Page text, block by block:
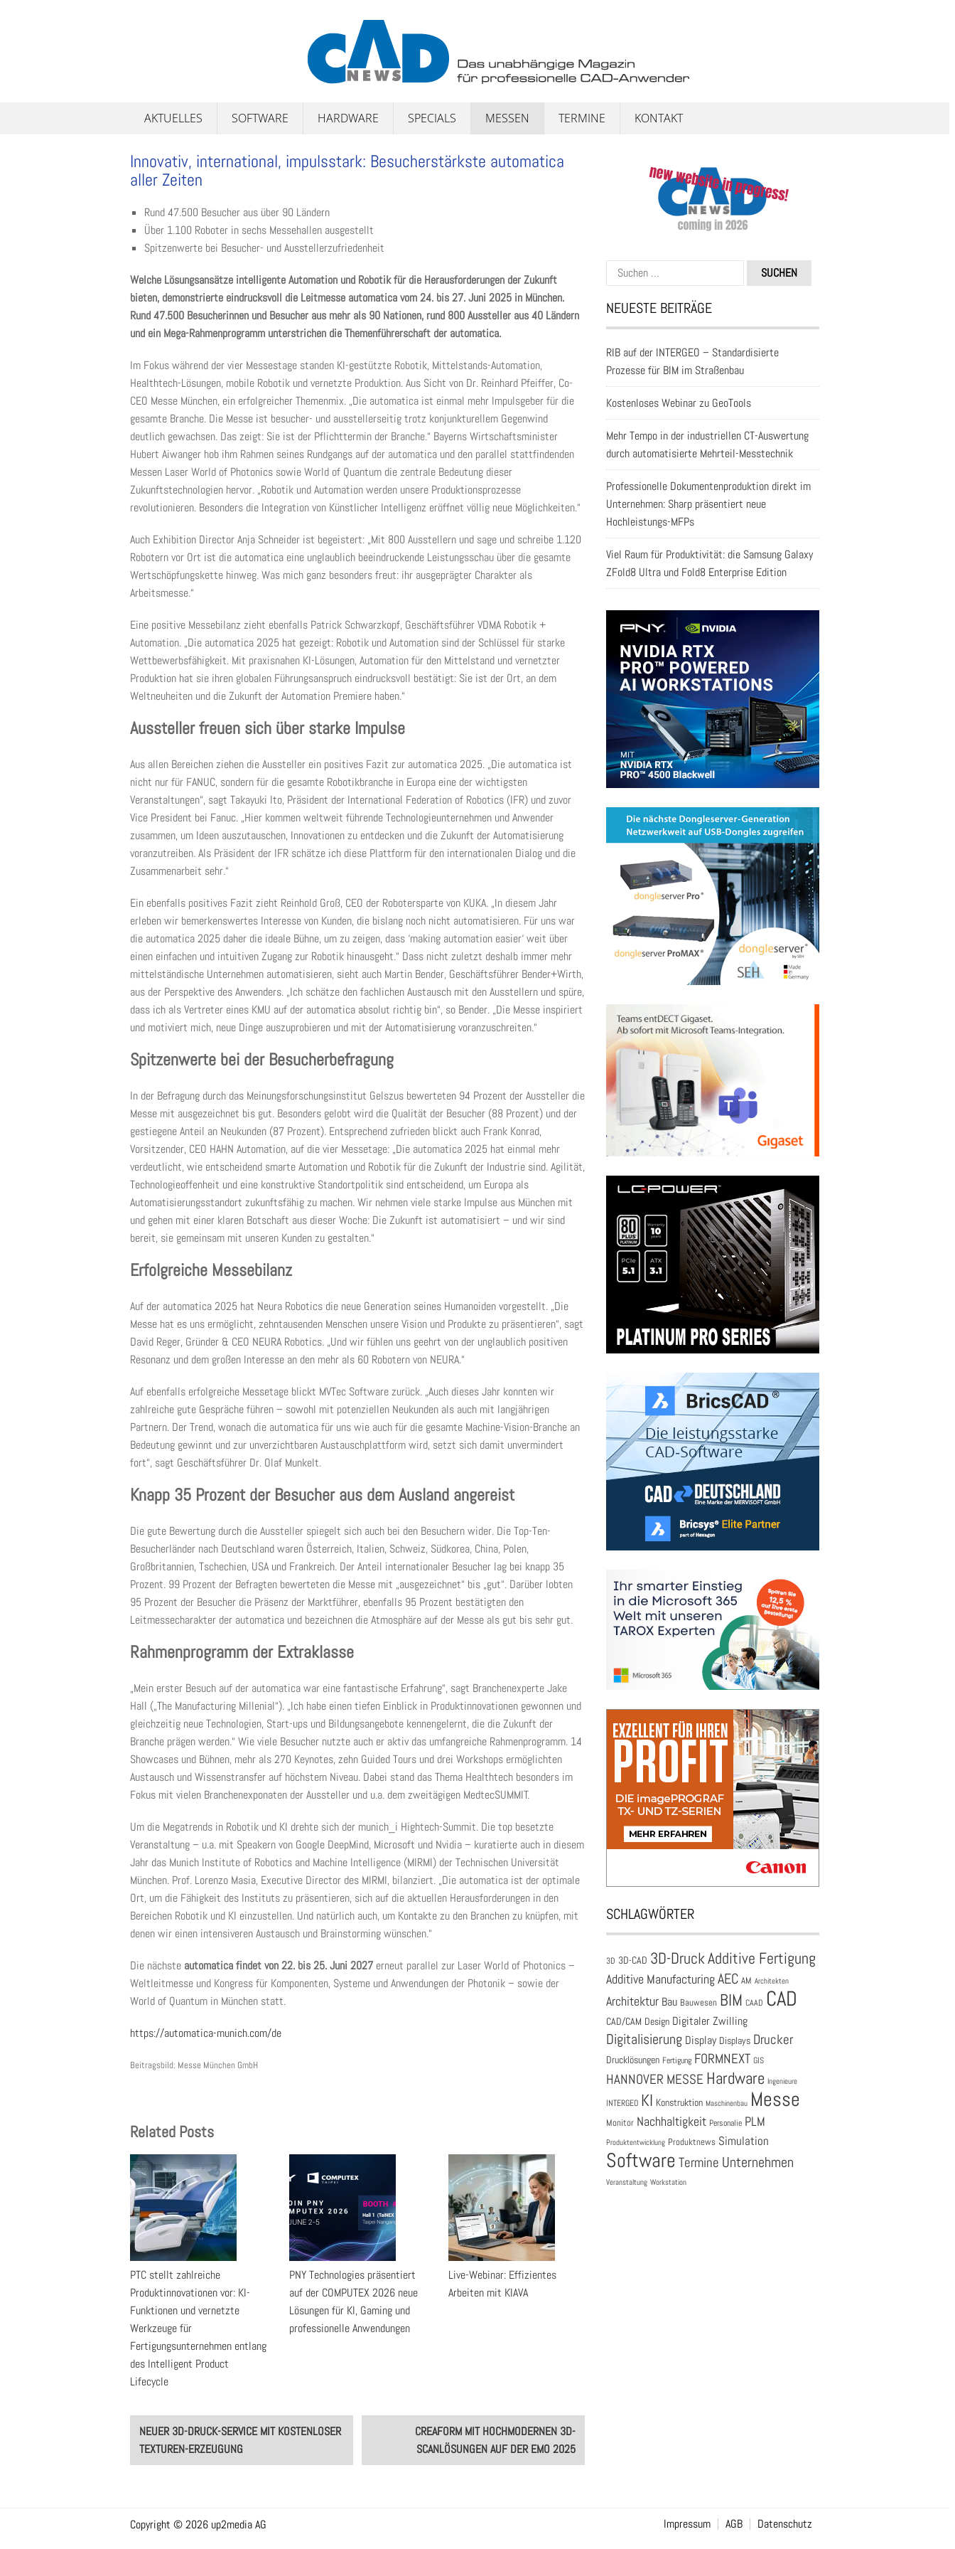
AKTUELLES SOFTWARE HARDWARE SPECIALS MESSEN TERMINE KONTAKT
Innovativ, international, impulsstark: Besucherstärkste automatica
aller Zeiten
Rund 47.500 Besucher aus über 90 Ländern
Über 1.100 Roboter in sechs Messehallen ausgestellt
Spitzenwerte bei Besucher- und Ausstellerzufriedenheit
Welche Lösungsansätze intelligente Automation und Robotik für die Herausforderungen der Zukunft
bieten, demonstrierte eindrucksvoll die Leitmesse automatica vom 24. bis 27. Juni 2025 in München.
Rund 47.500 Besucherinnen und Besucher aus mehr als 90 Nationen, rund 800 Aussteller aus 40 Ländern
und ein Mega-Rahmenprogramm unterstrichen die Themenführerschaft der automatica.
Im Fokus während der vier Messestage standen KI-gestützte Robotik, Mittelstands-Automation,
Healthtech-Lösungen, mobile Robotik und vernetzte Produktion. Aus Sicht von Dr. Reinhard Pfeiffer, Co-
CEO Messe München, ein erfolgreicher Themenmix. „Die automatica ist einmal mehr Impulsgeber für die
gesamte Branche. Die Messe ist besucher- und ausstellerseitig trotz konjunkturellem Gegenwind
deutlich gewachsen. Das zeigt: Sie ist der Pflichttermin der Branche.“ Bayerns Wirtschaftsminister
Hubert Aiwanger hob ihm Rahmen seines Rundgangs auf der automatica und den parallel stattfindenden
Messen Laser World of Photonics sowie World of Quantum die zentrale Bedeutung dieser
Zukunftstechnologien hervor. „Robotik und Automation werden unsere Produktionsprozesse
revolutionieren. Besonders die Integration von Künstlicher Intelligenz eröffnet völlig neue Möglichkeiten.“
Auch Exhibition Director Anja Schneider ist begeistert: „Mit 800 Ausstellern und sage und schreibe 1.120
Robotern vor Ort ist die automatica eine unglaublich beeindruckende Leistungsschau über die gesamte
Wertschöpfungskette hinweg. Was mich ganz besonders freut: ihr ausgeprägter Charakter als
Arbeitsmesse.“
Eine positive Messebilanz zieht ebenfalls Patrick Schwarzkopf, Geschäftsführer VDMA Robotik +
Automation. „Die automatica 2025 hat gezeigt: Robotik und Automation sind der Schlüssel für starke
Wettbewerbsfähigkeit. Mit praxisnahen KI-Lösungen, Automation für den Mittelstand und vernetzter
Produktion hat sie ihren globalen Führungsanspruch eindrucksvoll bestätigt: Sie ist der Ort, an dem
Weltneuheiten und die Zukunft der Automation Premiere haben.“
Aussteller freuen sich über starke Impulse
Aus allen Bereichen ziehen die Aussteller ein positives Fazit zur automatica 2025. „Die automatica ist
nicht nur für FANUC, sondern für die gesamte Robotikbranche in Europa eine der wichtigsten
Veranstaltungen“, sagt Takayuki Ito, Präsident der International Federation of Robotics (IFR) und zuvor
Vice President bei Fanuc. „Hier kommen weltweit führende Technologieunternehmen und Anwender
zusammen, um Ideen auszutauschen, Innovationen zu entdecken und die Zukunft der Automatisierung
voranzutreiben. Als Präsident der IFR schätze ich diese Plattform für den internationalen Dialog und die
Zusammenarbeit sehr.“
Ein ebenfalls positives Fazit zieht Reinhold Groß, CEO der Robotersparte von KUKA. „In diesem Jahr
erleben wir bemerkenswertes Interesse von Kunden, die bislang noch nicht automatisieren. Für uns war
die automatica 2025 daher die ideale Bühne, um zu zeigen, dass ‘making automation easier‘ weit über
einen einfachen und intuitiven Zugang zur Robotik hinausgeht.“ Dass nicht zuletzt deshalb immer mehr
mittelständische Unternehmen automatisieren, sieht auch Martin Bender, Geschäftsführer Bender+Wirth,
aus der Perspektive des Anwenders. „Ich schätze den fachlichen Austausch mit den Ausstellern und spüre,
dass ich als Vertreter eines KMU auf der automatica absolut richtig bin“, so Bender. „Die Messe inspiriert
und motiviert mich, neue Dinge auszuprobieren und mit der Automatisierung voranzuschreiten.“
Spitzenwerte bei der Besucherbefragung
In der Befragung durch das Meinungsforschungsinstitut Gelszus bewerteten 94 Prozent der Aussteller die
Messe mit ausgezeichnet bis gut. Besonders gelobt wird die Qualität der Besucher (88 Prozent) und der
gestiegene Anteil an Neukunden (87 Prozent). Entsprechend zufrieden blickt auch Frank Konrad,
Vorsitzender, CEO HAHN Automation, auf die vier Messetage: „Die automatica 2025 hat einmal mehr
verdeutlicht, wie entscheidend smarte Automation und Robotik für die Zukunft der Industrie sind. Agilität,
Technologieoffenheit und eine konstruktive Standortpolitik sind entscheidend, um Europa als
Automatisierungsstandort zukunftsfähig zu machen. Wir nehmen viele starke Impulse aus München mit
und gehen mit einer klaren Botschaft aus dieser Woche: Die Zukunft ist automatisiert – und wir sind
bereit, sie gemeinsam mit unseren Kunden zu gestalten.“
Erfolgreiche Messebilanz
Auf der automatica 2025 hat Neura Robotics die neue Generation seines Humanoiden vorgestellt. „Die
Messe hat es uns ermöglicht, zehntausenden Menschen unsere Vision und Produkte zu präsentieren“, sagt
David Reger, Gründer & CEO NEURA Robotics. „Und wir fühlen uns geehrt von der unglaublich positiven
Resonanz und dem großen Interesse an den mehr als 60 Robotern von NEURA.“
Auf ebenfalls erfolgreiche Messetage blickt MVTec Software zurück. „Auch dieses Jahr konnten wir
zahlreiche gute Gespräche führen – sowohl mit potenziellen Neukunden als auch mit langjährigen
Partnern. Der Trend, wonach die automatica für uns wie auch für die gesamte Machine-Vision-Branche an
Bedeutung gewinnt und zur unverzichtbaren Austauschplattform wird, setzt sich damit unvermindert
fort“, sagt Geschäftsführer Dr. Olaf Munkelt.
Knapp 35 Prozent der Besucher aus dem Ausland angereist
Die gute Bewertung durch die Aussteller spiegelt sich auch bei den Besuchern wider. Die Top-Ten-
Besucherländer nach Deutschland waren Österreich, Italien, Schweiz, Südkorea, China, Polen,
Großbritannien, Tschechien, USA und Frankreich. Der Anteil internationaler Besucher lag bei knapp 35
Prozent. 99 Prozent der Befragten bewerteten die Messe mit „ausgezeichnet“ bis „gut“. Darüber lobten
95 Prozent der Besucher die Präsenz der Marktführer, ebenfalls 95 Prozent bestätigten den
Leitmessecharakter der automatica und bezeichnen die Atmosphäre auf der Messe als gut bis sehr gut.
Rahmenprogramm der Extraklasse
„Mein erster Besuch auf der automatica war eine fantastische Erfahrung“, sagt Branchenexperte Jake
Hall („The Manufacturing Millenial“). „Ich habe einen tiefen Einblick in Produktinnovationen gewonnen und
gleichzeitig neue Technologien, Start-ups und Bildungsangebote kennengelernt, die die Zukunft der
Branche prägen werden.“ Wie viele Besucher nutzte auch er aktiv das umfangreiche Rahmenprogramm. 14
Showcases und Bühnen, mehr als 270 Keynotes, zehn Guided Tours und drei Workshops ermöglichten
Austausch und Wissenstransfer auf höchstem Niveau. Dabei stand das Thema Healthtech besonders im
Fokus mit vielen Branchenexponaten der Aussteller und u.a. dem zweitägigen MedtecSUMMIT.
Um die Megatrends in Robotik und KI drehte sich der munich_i Hightech-Summit. Die top besetzte
Veranstaltung – u.a. mit Speakern von Google DeepMind, Microsoft und Nvidia – kuratierte auch in diesem
Jahr das Munich Institute of Robotics and Machine Intelligence (MIRMI) der Technischen Universität
München. Prof. Lorenzo Masia, Executive Director des MIRMI, bilanziert. „Die automatica ist der optimale
Ort, um die Fähigkeit des Instituts zu präsentieren, sich auf die aktuellen Herausforderungen in den
Bereichen Robotik und KI einzustellen. Und natürlich auch, um Kontakte zu den Branchen zu knüpfen, mit
denen wir einen intensiveren Austausch und Brainstorming wünschen.“
Die nächste automatica findet von 22. bis 25. Juni 2027 erneut parallel zur Laser World of Photonics –
Weltleitmesse und Kongress für Komponenten, Systeme und Anwendungen der Photonik – sowie der
World of Quantum in München statt.
https://automatica-munich.com/de
Beitragsbild: Messe München GmbH
Related Posts
PTC stellt zahlreiche
Produktinnovationen vor: KI-
Funktionen und vernetzte
Werkzeuge für
Fertigungsunternehmen entlang
des Intelligent Product
Lifecycle
PNY Technologies präsentiert
auf der COMPUTEX 2026 neue
Lösungen für KI, Gaming und
professionelle Anwendungen
Live-Webinar: Effizientes
Arbeiten mit KIAVA
Post
navigation
NEUER 3D-DRUCK-SERVICE MIT KOSTENLOSER
TEXTUREN-ERZEUGUNG
CREAFORM MIT HOCHMODERNEN 3D-
SCANLÖSUNGEN AUF DER EMO 2025
Suchen
nach:
NEUESTE BEITRÄGE
RIB auf der INTERGEO – Standardisierte
Prozesse für BIM im Straßenbau
Kostenloses Webinar zu GeoTools
Mehr Tempo in der industriellen CT-Auswertung
durch automatisierte Mehrteil-Messtechnik
Professionelle Dokumentenproduktion direkt im
Unternehmen: Sharp präsentiert neue
Hochleistungs-MFPs
Viel Raum für Produktivität: die Samsung Galaxy
ZFold8 Ultra und Fold8 Enterprise Edition
SCHLAGWÖRTER
3D 3D-CAD 3D-DruckAdditive Fertigung
Additive ManufacturingAEC AM Architekten
Architektur Bau Bauwesen BIM CAAD CAD
CAD/CAM Design Digitaler Zwilling
Digitalisierung Display Displays Drucker
Drucklösungen Fertigung FORMNEXT GIS
HANNOVER MESSE Hardware Ingenieure
INTERGEO KI Konstruktion Maschinenbau Messe
Monitor Nachhaltigkeit Personalie PLM
Produktentwicklung Produktnews Simulation
Software Termine Unternehmen
Veranstaltung Workstation
Copyright © 2026 up2media AG Impressum AGB Datenschutz